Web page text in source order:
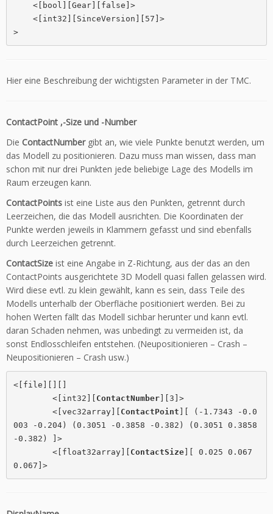
>
Hier eine Beschreibung der wichtigsten Parameter in der TMC.
ContactPoint ,-Size und -Number
Die ContactNumbergibt an, wie viele Punkte benutzt werden, um
das Modell zu positionieren. Dazu muss man wissen, dass man
schon mit nur drei Punkten jede beliebige Lage des Modells im
Raum erzeugen kann.
ContactPoints ist eine Liste aus den Punkten, getrennt durch
Leerzeichen, die das Modell ausrichten. Die Koordinaten der
Punkte werden jeweils in Klammern gefasst und sind ebenfalls
durch Leerzeichen getrennt.
ContactSize ist eine Angabe in Z-Richtung, aus der das an den
ContactPoints ausgerichtete 3D Modell quasi fallen gelassen wird.
Wird diese evtl. zu klein gewählt, kann es sein, dass Teile des
Modells unterhalb der Oberfläche positioniert werden. Bei zu
hohen Werten fällt das Modell sichbar herunter und kann evtl.
daran Schaden nehmen, was unbedingt zu vermeiden ist, da
sonst Endlosschleifen entstehen. (Neupositionieren – Crash –
Neupositionieren – Crash usw.)
<[file][][]
	<[int32][
ContactNumber][3]>
	<[vec32array][
ContactPoint ][ (-1.7343 -0.0
003 -0.204) (0.3051 -0.3858 -0.382) (0.3051 0.3858
-0.382) ]>
	<[float32array][
ContactSize][ 0.025 0.067
0.067]>